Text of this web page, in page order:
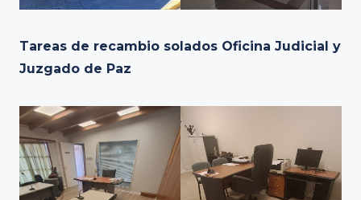
Tareas de recambio solados Oficina Judicial y
Juzgado de Paz